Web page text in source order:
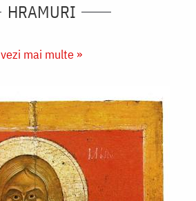
HRAMURI
vezi mai multe »